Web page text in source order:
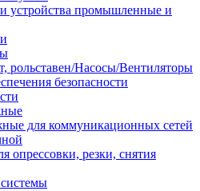
устройства промышленные и
рольставен/Насосы/Вентиляторы
безопасности
для коммуникационных сетей
опрессовки, резки, снятия